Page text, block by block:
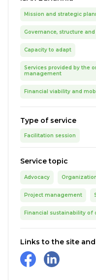
Mission and strategic
Governance, structure
Capacity to adapt
Services provided by the
management
Financial viability and
Type of service
Facilitation session
Service topic
Advocacy
Project management
Financial sustainability of
Links to the site